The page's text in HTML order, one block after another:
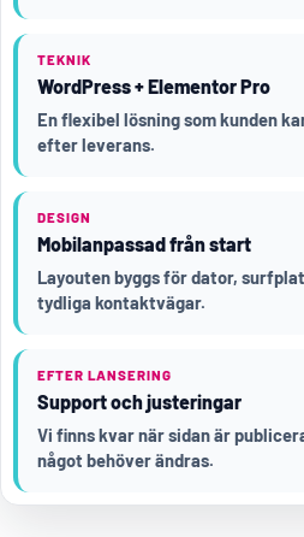
TEKNIK
WordPress + Elementor Pro
En flexibel lösning som kunden
efter leverans.
DESIGN
Mobilanpassad från start
Layouten byggs för dator,
tydliga kontaktvägar.
EFTER LANSERING
Support och justeringar
Vi finns kvar när sidan är
något behöver ändras.